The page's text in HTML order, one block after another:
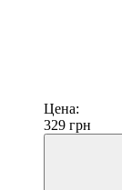
Цена:
329 грн